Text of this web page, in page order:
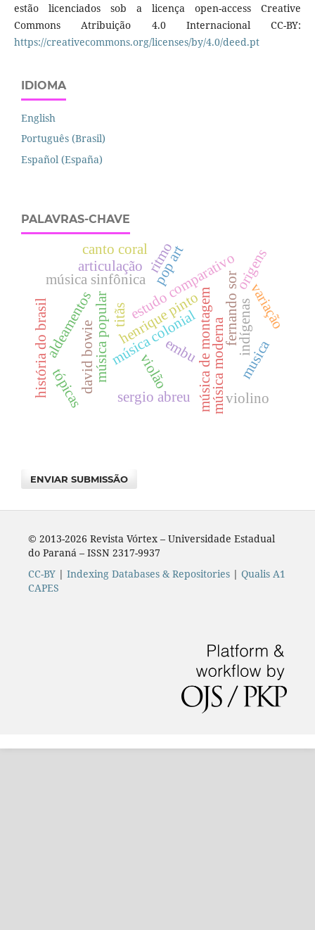
estão licenciados sob a licença open-access Creative
Commons Atribuição 4.0 Internacional CC-BY:
https://creativecommons.org/licenses/by/4.0/deed.pt
IDIOMA
English
Português (Brasil)
Español (España)
PALAVRAS-CHAVE
violão
música colonial
música popular música de montagemmúsica moderna
fernando sor
estudo comparativo
indígenas
embu
música sinfônica
aldeamentos
história do brasil david bowie
pop art
titãs
sergio abreu
ritmo
musica
origens
violino
variação
canto coral
articulação
henrique pinto
tópicas
ENVIAR SUBMISSÃO
© 2013-2026 Revista Vórtex – Universidade Estadual
do Paraná – ISSN 2317-9937
CC-BY| Indexing Databases & Repositories| Qualis A1
CAPES